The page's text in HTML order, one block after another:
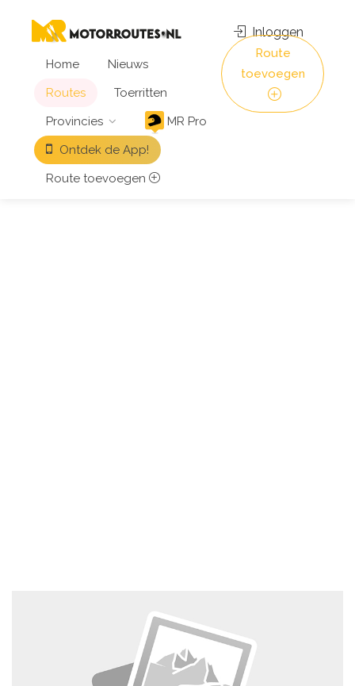
Home
Nieuws
Routes
Toerritten
Provincies
MR Pro
Ontdek de App!
Route toevoegen
Inloggen
Route
toevoegen